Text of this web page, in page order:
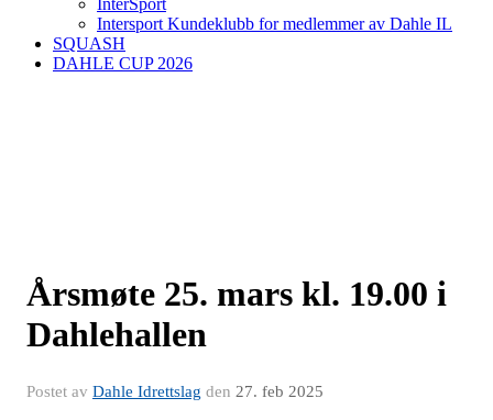
InterSport
Intersport Kundeklubb for medlemmer av Dahle IL
SQUASH
DAHLE CUP 2026
Årsmøte 25. mars kl. 19.00 i
Dahlehallen
Postet av Dahle Idrettslag den 27. feb 2025